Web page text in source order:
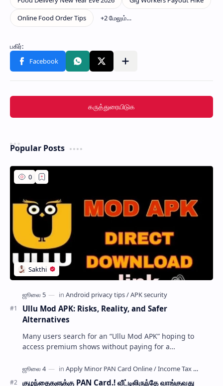
கருத்துரையிடுக
Popular Posts
Ullu Mod APK: Risks, Reality, and Safer
Alternatives
Many users search for an “Ullu Mod APK” hoping to
access premium shows without paying for a
…
குழந்தைகளுக்கு PAN Card.! வீட்டிலிருந்தே வாங்குவது